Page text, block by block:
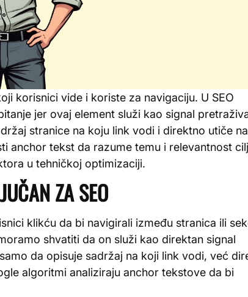
korisnici vide i koriste za navigaciju. U SEO
jer ovaj element služi kao signal
stranice na koju link vodi i direktno utiče na
anchor tekst da razume temu i relevantnost
u tehničkoj optimizaciji.
ZA SEO
klikću da bi navigirali između stranica ili
shvatiti da on služi kao direktan signal
da opisuje sadržaj na koji link vodi, već
algoritmi analiziraju anchor tekstove da bi